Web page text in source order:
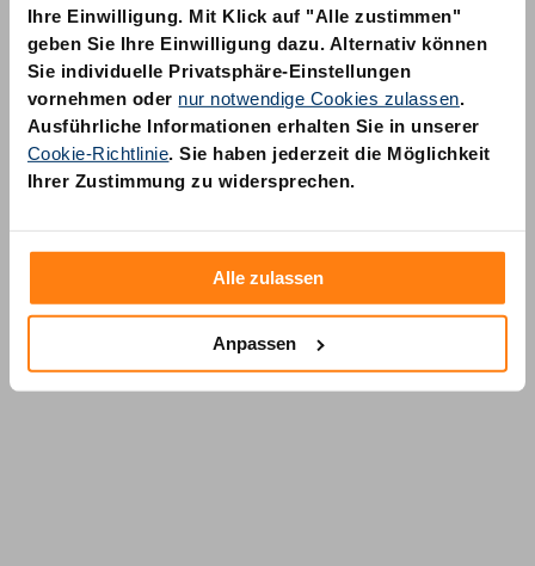
Ihre Einwilligung. Mit Klick auf "Alle zustimmen"
geben Sie Ihre Einwilligung dazu. Alternativ können
Sie individuelle Privatsphäre-Einstellungen
vornehmen oder nur notwendige Cookies zulassen.
Ausführliche Informationen erhalten Sie in unserer
Cookie-Richtlinie. Sie haben jederzeit die Möglichkeit
Ihrer Zustimmung zu widersprechen.
Alle zulassen
Anpassen
AM Quality GmbH
Wolfsstraße 6-14